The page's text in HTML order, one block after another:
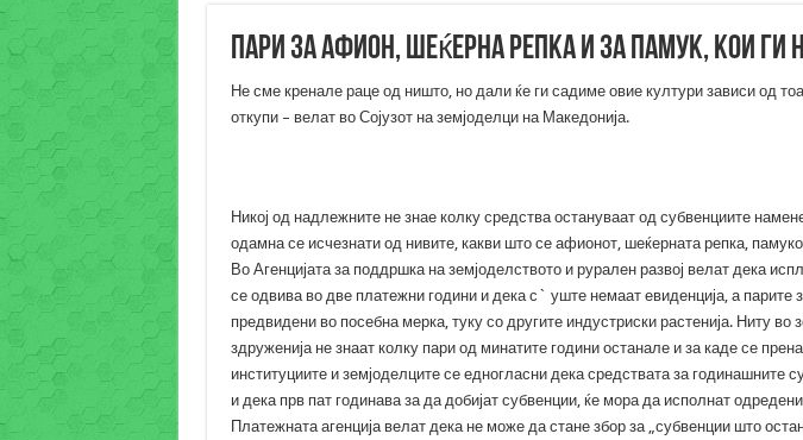
Пари за афион, шеќерна репка и за памук, кои ги
Не сме кренале раце од ништо, но дали ќе ги садиме овие култури зависи од
откупи – велат во Сојузот на земјоделци на Македонија.
Никој од надлежните не знае колку средства остануваат од субвенциите
одамна се исчезнати од нивите, какви што се афионот, шеќерната репка,
Во Агенцијата за поддршка на земјоделството и рурален развој велат дека
се одвива во две платежни години и дека с` уште немаат евиденција, а парите
предвидени во посебна мерка, туку со другите индустриски растенија. Ниту во
здруженија не знаат колку пари од минатите години останале и за каде се
институциите и земјоделците се едногласни дека средствата за годинашните
и дека прв пат годинава за да добијат субвенции, ќе мора да исполнат
Платежната агенција велат дека не може да стане збор за „субвенции што